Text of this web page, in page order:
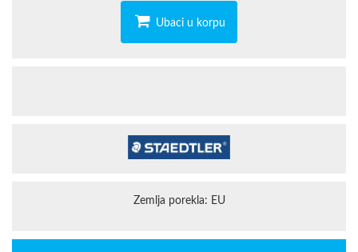
Ubaci u korpu
Zemlja porekla: EU